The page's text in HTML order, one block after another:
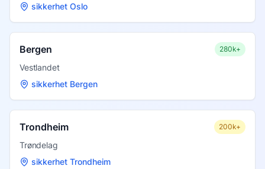
sikkerhet Oslo
Bergen 280k+
Vestlandet
sikkerhet Bergen
Trondheim 200k+
Trøndelag
sikkerhet Trondheim